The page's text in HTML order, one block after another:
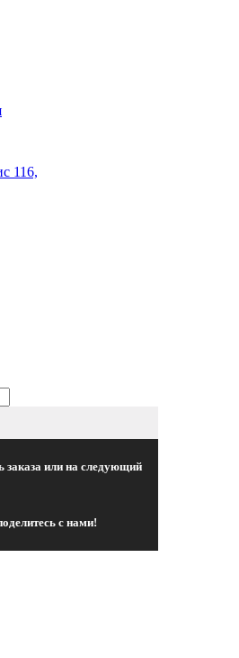
116,
заказа или на следующий
с нами!